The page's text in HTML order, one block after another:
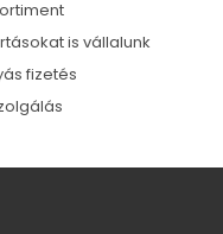
is vállalunk
fizetés